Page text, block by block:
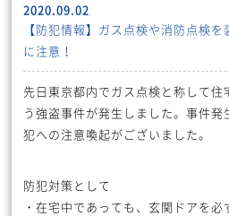
2020.09.02
【防犯情報】ガス点検や消防点検
に注意！
先日東京都内でガス点検と称して
う強盗事件が発生しました。事件
犯への注意喚起がございました。
防犯対策として
・在宅中であっても、玄関ドアを必